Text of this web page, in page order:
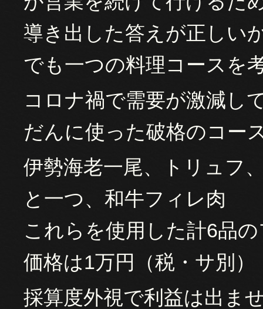
導き出した答えが正しい
でも一つの料理コースを
コロナ禍で需要が激減し
だんに使った破格のコー
伊勢海老一尾、トリュフ
と一つ、和牛フィレ肉
これらを使用した計6品
価格は1万円（税・サ別）
採算度外視で利益は出ま